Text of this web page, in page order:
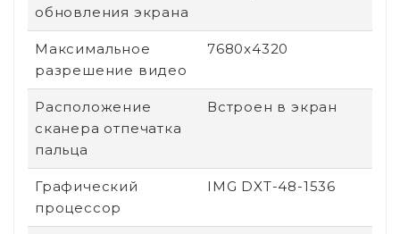
обновления экрана
Максимальное
разрешение видео
7680x4320
Расположение
сканера отпечатка
пальца
Встроен в экран
Графический
процессор
IMG DXT-48-1536